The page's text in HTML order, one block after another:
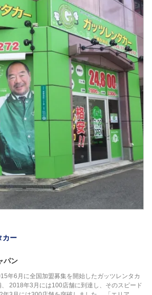
カー
パン
年6月に全国加盟募集を開始したガッツレンタカ
2018年3月には100店舗に到達し、そのスピード